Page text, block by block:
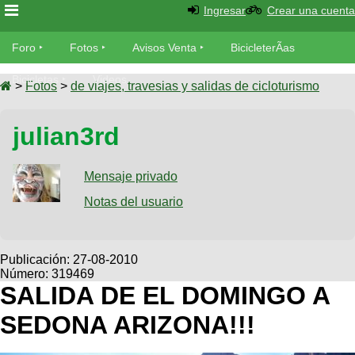
Foro
Foro
MecÃ¡nica
Fotos
SUBÃ
Galeria
Bicicletas
Viajes
Descenso
Dirt
Avisos
Ventas
SUBÃ
Buscar
Ultimos
Fotos
BicicleterÃ­
Bicicletas
Tandem
Videos
Cicloturismo
Ingresar Crear una cuenta
Foro Fotos Avisos Venta BicicleterÃ­as
Bicicletas Videos
> Fotos > de viajes, travesias y salidas de cicloturismo
julian3rd
Mensaje privado
Notas del usuario
Publicación: 27-08-2010
Número: 319469
SALIDA DE EL DOMINGO A
SEDONA ARIZONA!!!